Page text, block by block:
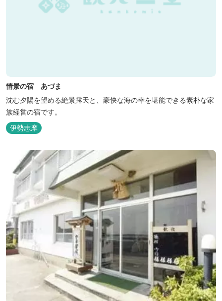
情景の宿 あづま
沈む夕陽を望める絶景露天と、豪快な海の幸を堪能できる素朴な家
族経営の宿です。
伊勢志摩